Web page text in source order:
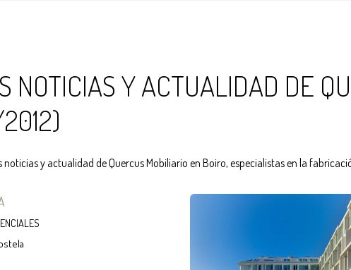
NOTICIAS Y ACTUALIDAD DE
y actualidad de Quercus Mobiliario en Boiro, especialistas en la